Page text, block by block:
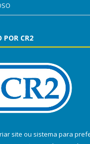
POR CR2
site ou sistema para